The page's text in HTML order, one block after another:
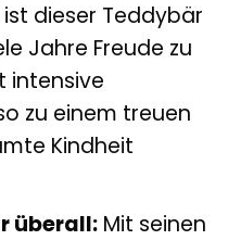
dieser Teddybär
Jahre Freude zu
intensive
zu einem treuen
Kindheit
überall:Mit seinen